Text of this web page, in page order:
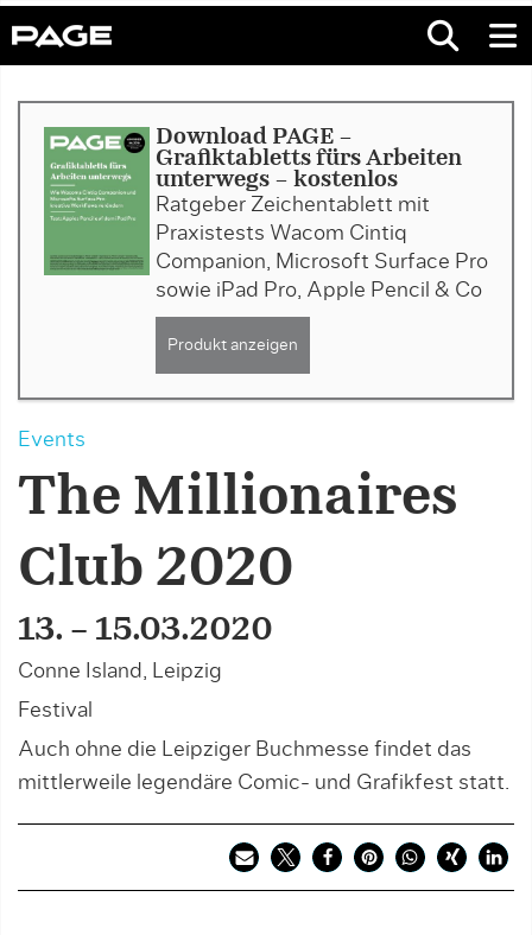
Download PAGE -
Grafiktabletts fürs Arbeiten
unterwegs - kostenlos
Ratgeber Zeichentablett mit
Praxistests Wacom Cintiq
Companion, Microsoft Surface Pro
sowie iPad Pro, Apple Pencil & Co
Produkt anzeigen
Events
The Millionaires
Club 2020
13. – 15.03.2020
Conne Island, Leipzig
Festival
Auch ohne die Leipziger Buchmesse findet das
mittlerweile legendäre Comic- und Grafikfest statt.